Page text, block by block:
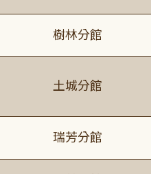
樹林分館
土城分館
瑞芳分館